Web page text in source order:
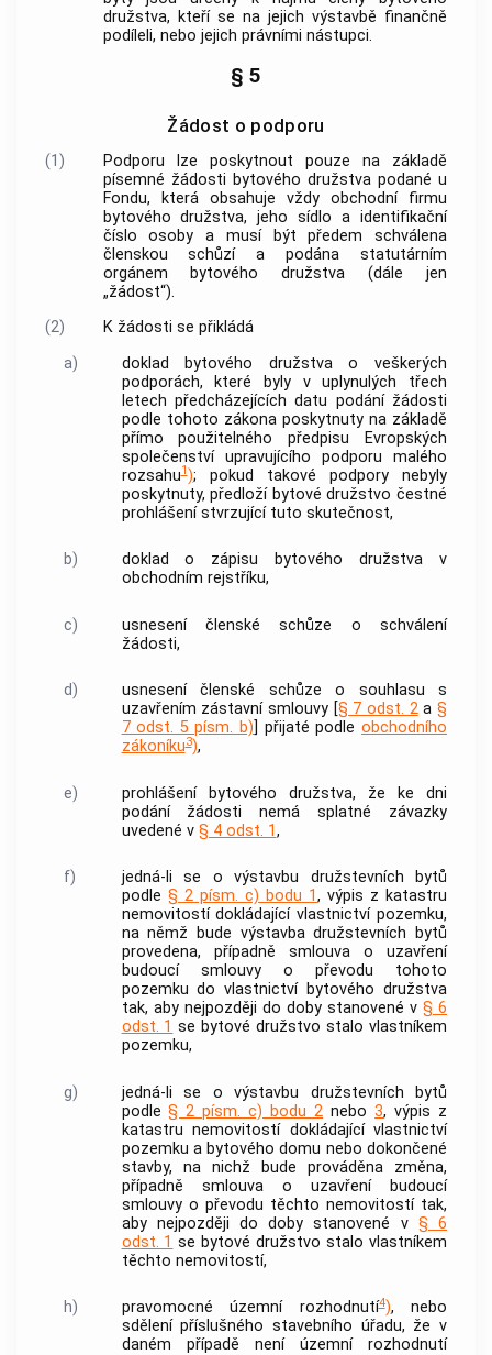
družstva, kteří se na jejich výstavbě finančně
podíleli, nebo jejich právními nástupci.
§ 5
Žádost o podporu
(1) Podporu lze poskytnout pouze na základě
písemné žádosti bytového družstva podané u
Fondu, která obsahuje vždy obchodní firmu
bytového družstva, jeho sídlo a identifikační
číslo osoby a musí být předem schválena
členskou schůzí a podána statutárním
orgánem bytového družstva (dále jen
„žádost“).
(2)
K žádosti se přikládá
a)
doklad bytového družstva o veškerých
podporách, které byly v uplynulých třech
letech předcházejících datu podání žádosti
podle tohoto zákona poskytnuty na základě
přímo použitelného předpisu Evropských
společenství upravujícího podporu malého
rozsahu1); pokud takové podporynebyly
poskytnuty, předloží bytové družstvo čestné
prohlášení stvrzující tuto skutečnost,
b)
doklad o zápisu bytového družstva v
obchodním rejstříku,
c)
usnesení členské schůze o schválení
žádosti,
d)
usnesení členské schůze o souhlasu s
uzavřením zástavní smlouvy [§ 7 odst. 2a§
7 odst. 5 písm. b)] přijaté podleobchodního
zákoníku3),
e)
prohlášení bytového družstva, že ke dni
podání žádosti nemá splatné závazky
uvedené v § 4 odst. 1,
f) jedná-li se ovýstavbu družstevních bytů
podle § 2 písm. c) bodu 1, výpis z katastru
nemovitostídokládající vlastnictví pozemku,
na němž bude výstavba družstevních bytů
provedena, případně smlouva o uzavření
budoucí smlouvy o převodu tohoto
pozemku do vlastnictví bytového družstva
tak, aby nejpozději do doby stanovené v § 6
odst. 1 se bytové družstvo stalo vlastníkem
pozemku,
g) jedná-li se ovýstavbu družstevních bytů
podle§ 2 písm. c) bodu 2 nebo3, výpis z
katastrunemovitostídokládající vlastnictví
pozemku a bytového domu nebo dokončené
stavby, na nichž bude prováděna změna,
případně smlouva o uzavření budoucí
smlouvy o převodu těchto nemovitostítak,
aby nejpozději do doby stanovené v § 6
odst. 1 se bytové družstvo stalo vlastníkem
těchto nemovitostí,
h) pravomocné územní rozhodnutí4), nebo
sdělení příslušného stavebního úřadu, že v
daném případě není územní rozhodnutí